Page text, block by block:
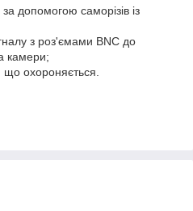
допомогою саморізів із
з роз'ємами BNC до
камери;
що охороняється.